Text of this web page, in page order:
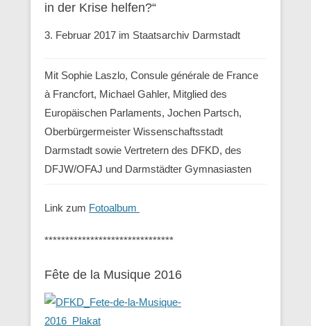
in der Krise helfen?“
3. Februar 2017 im Staatsarchiv Darmstadt
Mit Sophie Laszlo, Consule générale de France
à Francfort, Michael Gahler, Mitglied des
Europäischen Parlaments, Jochen Partsch,
Oberbürgermeister Wissenschaftsstadt
Darmstadt sowie Vertretern des DFKD, des
DFJW/OFAJ und Darmstädter Gymnasiasten
Link zum Fotoalbum
*******************************
Fête de la Musique 2016